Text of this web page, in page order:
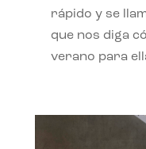
rápido y se
que nos diga
verano para